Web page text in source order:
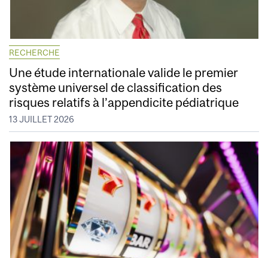
RECHERCHE
Une étude internationale valide le premier
système universel de classification des
risques relatifs à l’appendicite pédiatrique
13 JUILLET 2026